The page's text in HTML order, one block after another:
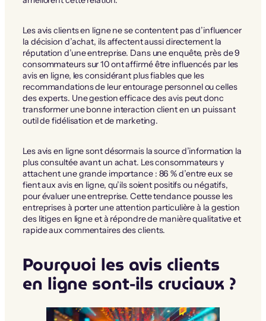
Les avis clients en ligne ne se contentent pas d’influencer
la décision d’achat, ils affectent aussi directement la
réputation d’une entreprise. Dans une enquête, près de 9
consommateurs sur 10 ont affirmé être influencés par les
avis en ligne, les considérant plus fiables que les
recommandations de leur entourage personnel ou celles
des experts. Une gestion efficace des avis peut donc
transformer une bonne interaction client en un puissant
outil de fidélisation et de marketing.
Les avis en ligne sont désormais la source d’information la
plus consultée avant un achat. Les consommateurs y
attachent une grande importance : 86 % d’entre eux se
fient aux avis en ligne, qu’ils soient positifs ou négatifs,
pour évaluer une entreprise. Cette tendance pousse les
entreprises à porter une attention particulière à la gestion
des litiges en ligne et à répondre de manière qualitative et
rapide aux commentaires des clients.
Pourquoi les avis clients
en ligne sont-ils cruciaux ?